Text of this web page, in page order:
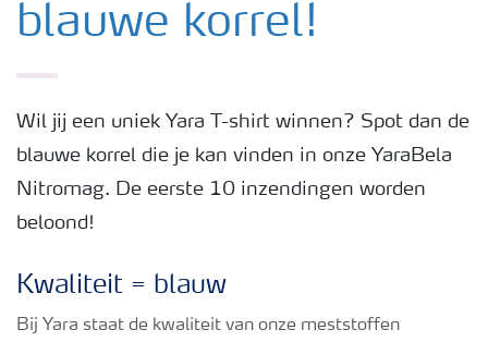
Gewassen
Toolbox
Grow the future
Meststoffen veiligheid
blauwe korrel!
Wil jij een uniek Yara T-shirt winnen? Spot dan de
blauwe korrel die je kan vinden in onze YaraBela
Nitromag. De eerste 10 inzendingen worden
beloond!
Kwaliteit = blauw
Bij Yara staat de kwaliteit van onze meststoffen